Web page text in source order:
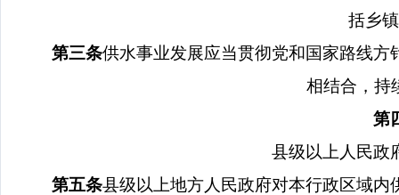
括乡
第三条供水事业发展应当贯彻党和国家路线
相结合，持
第
县级以上人民政
第五条县级以上地方人民政府对本行政区域